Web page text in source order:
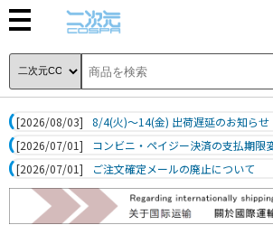
[2026/08/03]
8/4(火)～14(金) 出荷遅延のお知らせ
[2026/07/01]
コンビニ・ペイジー決済の支払期限
[2026/07/01]
ご注文確定メールの廃止について